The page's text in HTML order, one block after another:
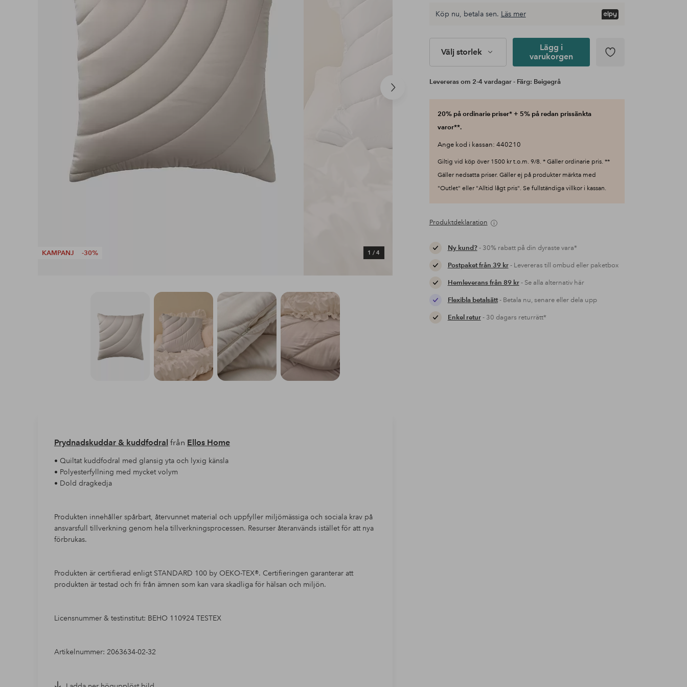
Nästa
produkt
KAMPANJ -30% 1 / 4
Köp nu, betala sen. Läs mer
Välj storlek
Lägg i
varukorgen
Levereras om 2-4 vardagar - Färg: Beigegrå
20% på ordinarie priser* + 5% på redan prissänkta
varor**.
Ange kod i kassan: 440210
Giltig vid köp över 1500 kr t.o.m. 9/8. * Gäller ordinarie pris. **
Gäller nedsatta priser. Gäller ej på produkter märkta med
"Outlet" eller "Alltid lågt pris". Se fullständiga villkor i kassan.
Produktdeklaration
Ny kund?- 30% rabatt på din dyraste vara*
Postpaket från 39 kr- Levereras till ombud eller paketbox
Hemleverans från 89 kr- Se alla alternativ här
Flexibla betalsätt- Betala nu, senare eller dela upp
Enkel retur- 30 dagars returrätt*
Prydnadskuddar & kuddfodral från Ellos Home
• Quiltat kuddfodral med glansig yta och lyxig känsla
• Polyesterfyllning med mycket volym
• Dold dragkedja
Produkten innehåller spårbart, återvunnet material och uppfyller miljömässiga och sociala krav på
ansvarsfull tillverkning genom hela tillverkningsprocessen. Resurser återanvänds istället för att nya
förbrukas.
Produkten är certifierad enligt STANDARD 100 by OEKO-TEX®. Certifieringen garanterar att
produkten är testad och fri från ämnen som kan vara skadliga för hälsan och miljön.
Licensnummer & testinstitut: BEHO 110924 TESTEX
Artikelnummer: 2063634-02-32